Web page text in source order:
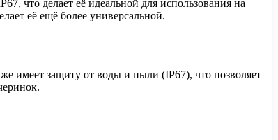
что делает её идеальной для использования на
её ещё более универсальной.
имеет защиту от воды и пыли (IP67), что позволяет